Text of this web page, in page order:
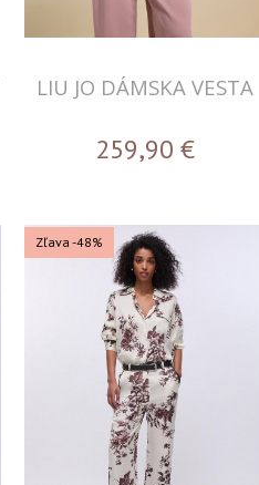
LIU JO DÁMSKA VESTA
259,90 €
Zľava -48%